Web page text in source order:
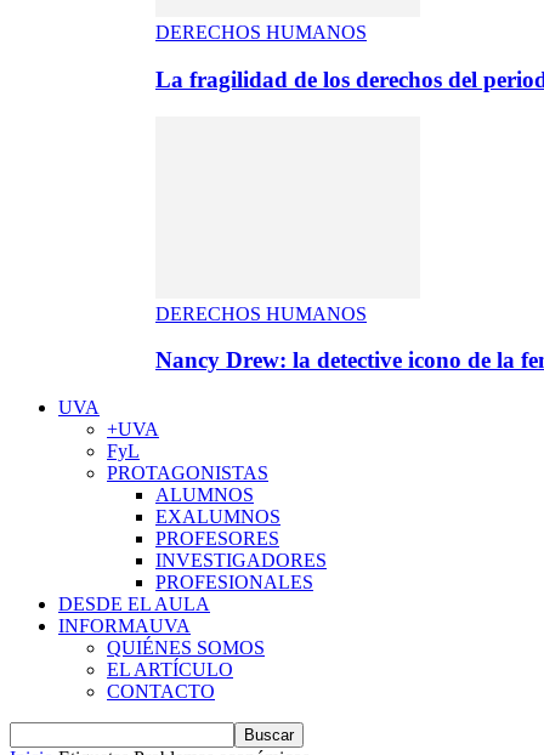
DERECHOS HUMANOS
La fragilidad de los derechos del
DERECHOS HUMANOS
Nancy Drew: la detective icono de la
UVA
+UVA
FyL
PROTAGONISTAS
ALUMNOS
EXALUMNOS
PROFESORES
INVESTIGADORES
PROFESIONALES
DESDE EL AULA
INFORMAUVA
QUIÉNES SOMOS
EL ARTÍCULO
CONTACTO